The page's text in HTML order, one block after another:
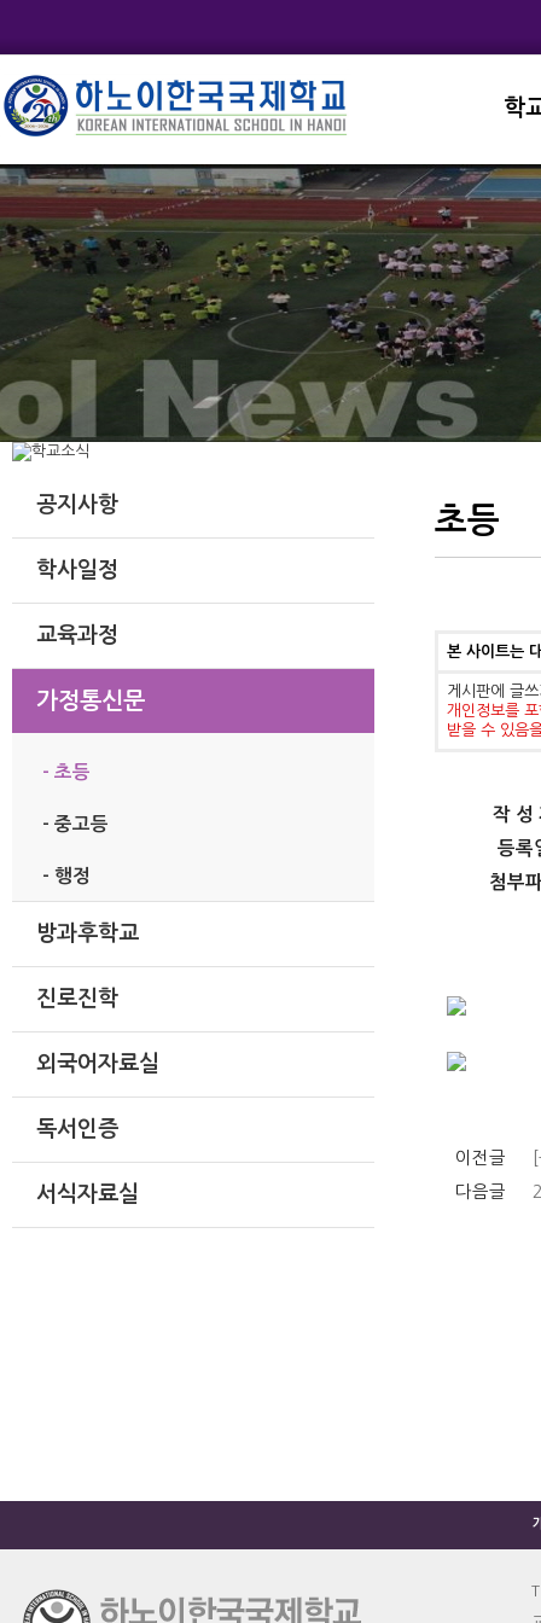
학
학
학
학
공지사항
학사일정
교육과정
가정통신문
- 초등
- 중고등
- 행정
방과후학교
진로진학
외국어자료실
독서인증
서식자료실
초등
본 사이트는
게시판에 글
개인정보를
받을 수 있음
작 성
등록
첨부
이전글
다음글